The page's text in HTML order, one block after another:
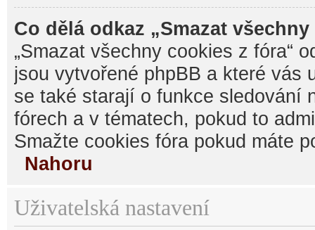
Co dělá odkaz „Smazat
„Smazat všechny cookies z fóra“
jsou vytvořené phpBB a které vás
se také starají o funkce sledování
fórech a v tématech, pokud to
Smažte cookies fóra pokud máte
Nahoru
Uživatelská nastavení